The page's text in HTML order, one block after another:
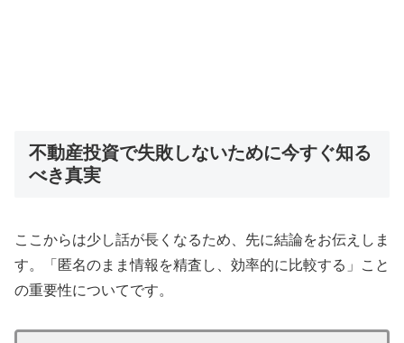
不動産投資で失敗しないために今すぐ知る
べき真実
ここからは少し話が長くなるため、先に結論をお伝えしま
す。「匿名のまま情報を精査し、効率的に比較する」こと
の重要性についてです。